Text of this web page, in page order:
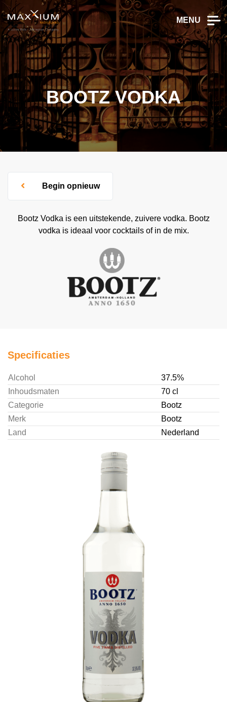
MENU
BOOTZ VODKA
Begin opnieuw
Bootz Vodka is een uitstekende, zuivere vodka. Bootz
vodka is ideaal voor cocktails of in de mix.
Specificaties
Alcohol
37.5%
Inhoudsmaten
70 cl
Categorie
Bootz
Merk
Bootz
Land
Nederland